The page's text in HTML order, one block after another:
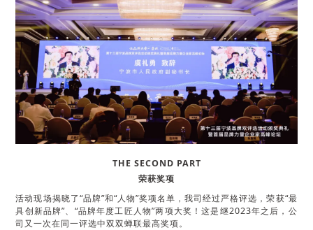
THE SECOND PART
荣获奖项
活动现场揭晓了“品牌”和“人物”奖项名单，我司经过严格评选，荣获“最
具创新品牌”、“品牌年度工匠人物”两项大奖！这是继2023年之后，公
司又一次在同一评选中双双蝉联最高奖项。